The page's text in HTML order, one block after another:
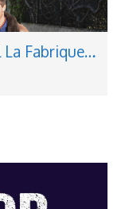
Ouverture du festival La Fabrique du Jazz à Montauban